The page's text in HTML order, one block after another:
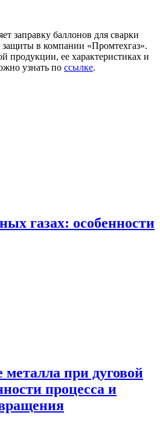
заправку баллонов для сварки
в компании «Промтехгаз».
продукции, ее характеристиках и
узнать по ссылке.
газах: особенности
металла при дуговой
процесса и